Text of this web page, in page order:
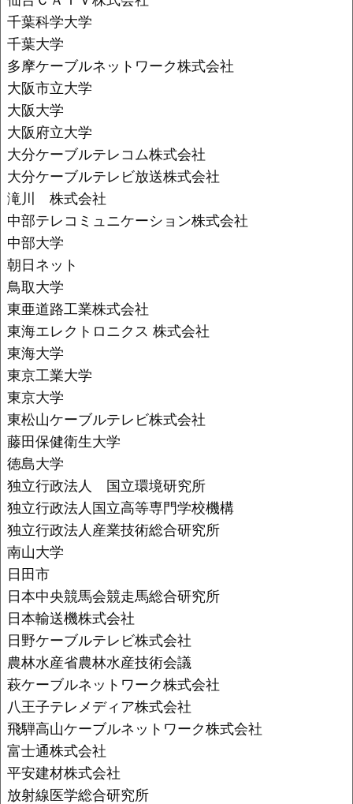
千葉科学大学
千葉大学
多摩ケーブルネットワーク株式会社
大阪市立大学
大阪大学
大阪府立大学
大分ケーブルテレコム株式会社
大分ケーブルテレビ放送株式会社
滝川 株式会社
中部テレコミュニケーション株式会社
中部大学
朝日ネット
鳥取大学
東亜道路工業株式会社
東海エレクトロニクス 株式会社
東海大学
東京工業大学
東京大学
東松山ケーブルテレビ株式会社
藤田保健衛生大学
徳島大学
独立行政法人 国立環境研究所
独立行政法人国立高等専門学校機構
独立行政法人産業技術総合研究所
南山大学
日田市
日本中央競馬会競走馬総合研究所
日本輸送機株式会社
日野ケーブルテレビ株式会社
農林水産省農林水産技術会議
萩ケーブルネットワーク株式会社
八王子テレメディア株式会社
飛騨高山ケーブルネットワーク株式会社
富士通株式会社
平安建材株式会社
放射線医学総合研究所